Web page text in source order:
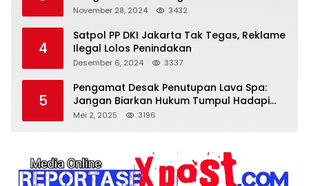
November 28, 2024 3432
4
Satpol PP DKI Jakarta Tak Tegas, Reklame
Ilegal Lolos Penindakan
Desember 6, 2024 3337
5
Pengamat Desak Penutupan Lava Spa:
Jangan Biarkan Hukum Tumpul Hadapi
‘Spa Berkedok
Mei 2, 2025 3196